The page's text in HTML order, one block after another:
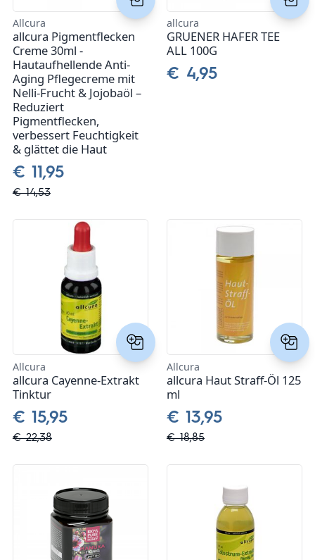
Kasimir + Lieselotte
Laboratoires de Biarritz
Lactopia - Kulturen für die Zukunft
NZ Queen Bee
Pharma Peter
Sanatur
SIBIONICS
Spenglersan Meckel
Youth & Earth
Zein Pharma
Allcura
allcura Pigmentflecken
Creme 30ml -
Hautaufhellende Anti-
Aging Pflegecreme mit
Nelli-Frucht & Jojobaöl –
Reduziert
Pigmentflecken,
verbessert Feuchtigkeit
& glättet die Haut
€ 11,95
€ 14,53
allcura
GRUENER HAFER TEE
ALL 100G
€ 4,95
Allcura
allcura Cayenne-Extrakt
Tinktur
€ 15,95
€ 22,38
Allcura
allcura Haut Straff-Öl 125
ml
€ 13,95
€ 18,85